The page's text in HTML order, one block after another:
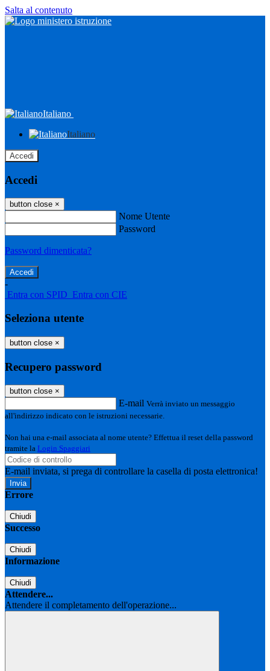
Salta al contenuto
Italiano
Italiano
Accedi
Accedi
button close ×
Nome Utente
Password
Password dimenticata?
-
Entra con SPID Entra con CIE
Seleziona utente
button close ×
Recupero password
button close ×
E-mail Verrà inviato un messaggio
all'indirizzo indicato con le istruzioni necessarie.
Non hai una e-mail associata al nome utente? Effettua il reset della password
tramite la Login Spaggiari
E-mail inviata, si prega di controllare la casella di posta elettronica!
Errore
Chiudi
Successo
Chiudi
Informazione
Chiudi
Attendere...
Attendere il completamento dell'operazione...